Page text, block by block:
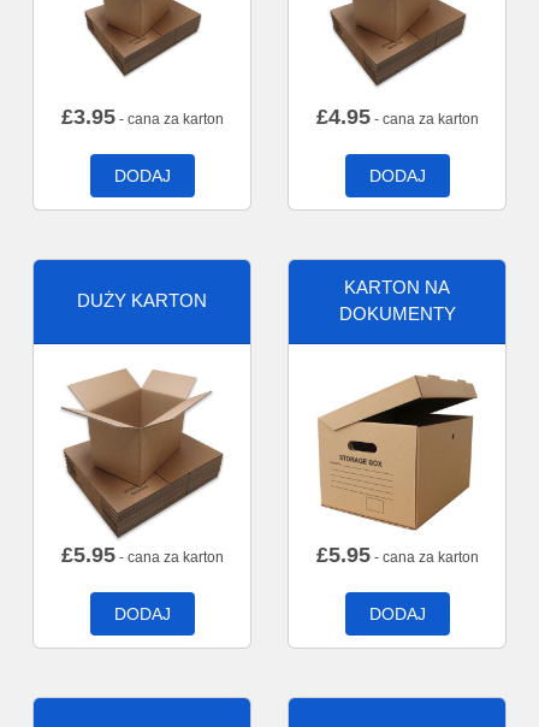
£3.95- cana za karton
DODAJ
£4.95- cana za karton
DODAJ
DUŻY KARTON
£5.95- cana za karton
DODAJ
KARTON NA
DOKUMENTY
£5.95- cana za karton
DODAJ